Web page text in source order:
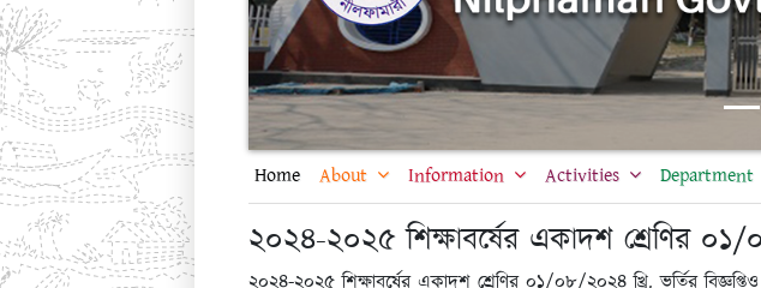
Home About Information Activities Department
২০২৪-২০২৫ শিক্ষাবর্ষের একাদশ শ্রেণির ০১/